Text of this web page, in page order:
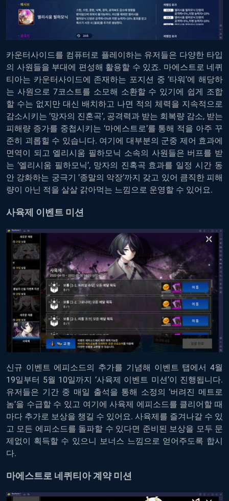
카운터사이드를 컴퓨터로 플레이하는 유저들은 다양한 타입
의 사원들을 부대에 편성해 활용할 수 있죠. 마에스트로 네퀴
티아는 카운터사이드에 존재하는 포지션 중 ‘타워’에 해당하
는 사원으로 7코스트를 소모해 소환할 수 있기에 쉽게 조합
할 수는 없지만 대신 배치하고 나면 적의 체력을 지속적으로
감소시키는 ‘망자의 진혼곡’, 공격력과 받는 회복량 감소, 받는
피해량 증가를 중첩시키는 ‘마에스트로’를 통해 적을 아주 꾸
준히 괴롭힐 수 있습니다. 여기에 대부분의 군중 제어 효과에
면역이 되고 엘리시움 필하모닉 소속의 사원들은 버프를 받
는 ‘엘리시움 필하모닉’, 망자의 진혹곡 효과를 일정 시간 동
안 강화하는 궁극기 ‘종말의 악장’까지 갖고 있어 큼직한 피해
량이 아닌 적을 살살 갉아먹는 느낌으로 운영할 수 있어요.
사육제 이벤트 미션
신규 이벤트 에피소드의 추가를 기념해 이벤트 탭에서 4월
19일부터 5월 10일까지 ‘사육제 이벤트 미션’이 진행됩니다.
유저들은 기간 중 매일 출석을 통해 소정의 ‘버려진 메트로
놈’을 수급할 수 있고 여기에 사육제 에피소드를 클리어할 때
마다 추가로 보상을 챙길 수 있어요. 사육제를 즐겨나갈 수 있
고 모든 에피소드를 돌파할 수 있다면 준비된 보상을 모두 문
제없이 획득할 수 있으니 보너스 느낌으로 얻어주도록 합시
다.
마에스트로 네퀴티아 계약 미션